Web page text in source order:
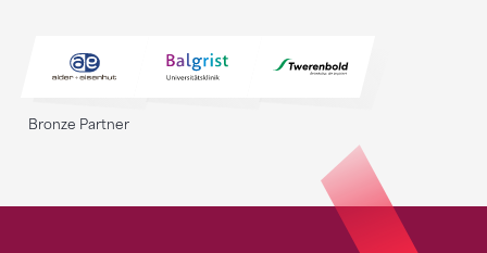
Bronze Partner